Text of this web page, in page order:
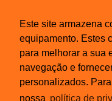
Este site armazena
equipamento. Estes
para melhorar a sua
navegação e
personalizados.
nossa política de
CONTACTOS
Rua Gonçalo Cristovão, 185 -
4000-269 Porto
Tel: 222 085 009
Fax: 222 085 010
Email: gestao@iberinmo.com